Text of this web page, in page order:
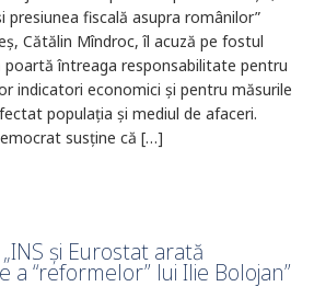
presiunea fiscală asupra românilor”
Cătălin Mîndroc, îl acuză pe fostul
întreaga responsabilitate pentru
indicatori economici și pentru măsurile
populația și mediul de afaceri.
susține că […]
și Eurostat arată
a “reformelor” lui Ilie Bolojan”